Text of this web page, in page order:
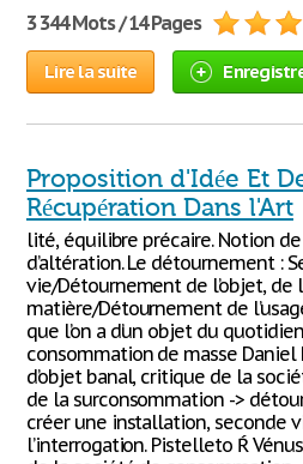
3 344 Mots / 14 Pages
Lire la suite
Proposition d'Idée Et
Récupération Dans l'Art
lité, équilibre précaire. Notion
d’altération. Le détournement :
vie/Détournement de l’objet, de
matière/Détournement de
que l’on a d’un objet du
consommation de masse Daniel
d’objet banal, critique de la
de la surconsommation ->
créer une installation, seconde
l’interrogation. Pistelleto Ŕ